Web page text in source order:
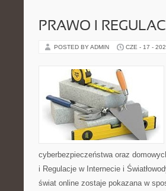
PRAWO I
POSTED BY ADMIN CZE - 17 -
cyberbezpieczeństwa oraz
i Regulacje w Internecie i
świat online zostaje pokazana w